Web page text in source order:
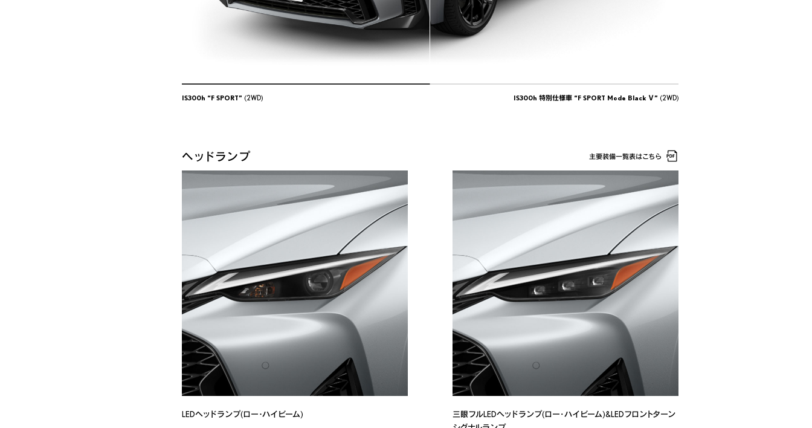
IS300h “F SPORT”(2WD) IS300h 特別仕様車 “F SPORT Mode Black Ⅴ” (2WD)
ヘッドランプ 主要装備一覧表はこちら
LEDヘッドランプ(ロー・ハイビーム)
三眼フルLEDヘッドランプ(ロー･ハイビーム)&LEDフロントターン